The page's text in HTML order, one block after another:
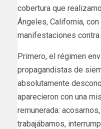
cobertura que
Ángeles, California,
manifestaciones contra
Primero, el régimen
propagandistas de
absolutamente
aparecieron con una
remunerada:
trabajábamos,